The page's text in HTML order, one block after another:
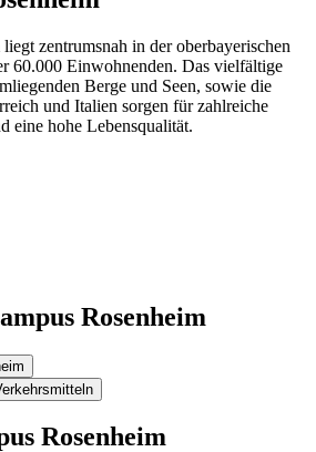
zentrumsnah in der oberbayerischen
60.000 Einwohnenden. Das vielfältige
Berge und Seen, sowie die
und Italien sorgen für zahlreiche
eine hohe Lebensqualität.
Rosenheim
Rosenheim